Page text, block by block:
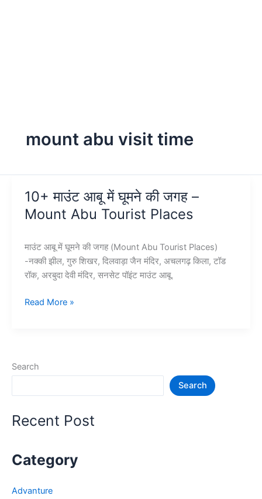
mount abu visit time
10+ माउंट आबू में घूमने की जगह –
Mount Abu Tourist Places
माउंट आबू में घूमने की जगह (Mount Abu Tourist Places)
-नक्की झील, गुरु शिखर, दिलवाड़ा जैन मंदिर, अचलगढ़ किला, टॉड
रॉक, अरबुदा देवी मंदिर, सनसेट पॉइंट माउंट आबू.
10+
की
Abu
Places
Read More »
Search
Search
Recent Post
Category
Advanture